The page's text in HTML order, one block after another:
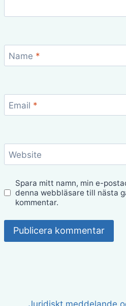
Name *
Email *
Website
Spara mitt namn, min e-
denna webbläsare till nästa
kommentar.
Juridiskt meddelande